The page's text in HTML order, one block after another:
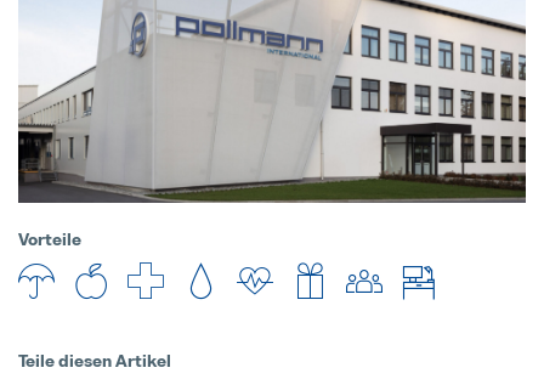
Vorteile
Teile diesen Artikel